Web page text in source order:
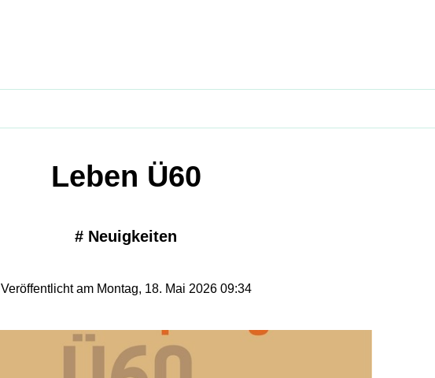
Leben Ü60
# Neuigkeiten
Veröffentlicht am Montag, 18. Mai 2026 09:34